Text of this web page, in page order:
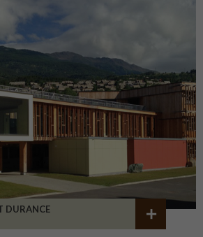
DURANCE